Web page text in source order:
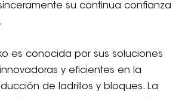
su continua confianza
es conocida por sus soluciones
y eficientes en la
de ladrillos y bloques. La